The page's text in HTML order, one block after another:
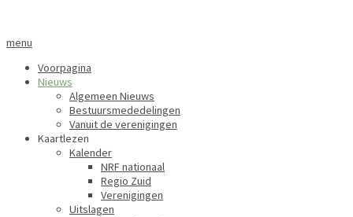
menu
Voorpagina
Nieuws
Algemeen Nieuws
Bestuursmededelingen
Vanuit de verenigingen
Kaartlezen
Kalender
NRF nationaal
Regio Zuid
Verenigingen
Uitslagen